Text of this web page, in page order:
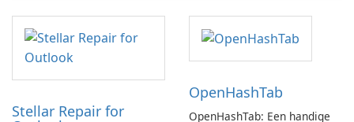
Stellar Repair for
OpenHashTab
OpenHashTab: Een handige